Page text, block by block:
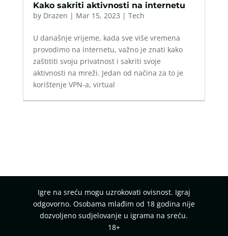
Kako sakriti aktivnosti na internetu
by Drazen | Mar 15, 2023 | Tech
U današnje vrijeme, kada sve više vremena
provodimo na internetu, važno je znati kako
zaštititi svoju privatnost i sakriti svoje
aktivnosti na mreži. Jedan od načina za to je
korištenje VPN-a, virtual
Igre na sreću mogu uzrokovati ovisnost. Igraj
odgovorno. Osobama mlađim od 18 godina nije
dozvoljeno sudjelovanje u igrama na sreću.
18+